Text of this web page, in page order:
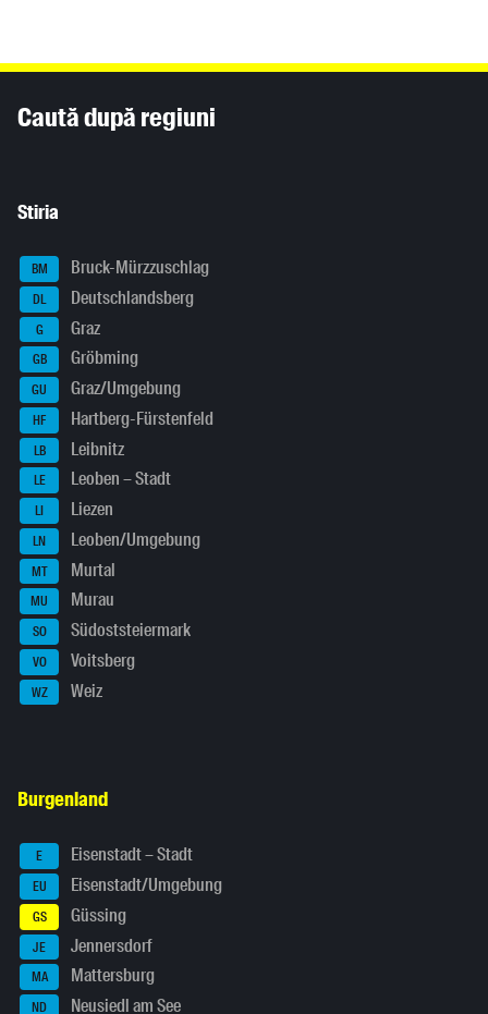
Caută după regiuni
Stiria
BM Bruck-Mürzzuschlag
DL Deutschlandsberg
G Graz
GB Gröbming
GU Graz/Umgebung
HF Hartberg-Fürstenfeld
LB Leibnitz
LE Leoben – Stadt
LI Liezen
LN Leoben/Umgebung
MT Murtal
MU Murau
SO Südoststeiermark
VO Voitsberg
WZ Weiz
Burgenland
E Eisenstadt – Stadt
EU Eisenstadt/Umgebung
GS Güssing
JE Jennersdorf
MA Mattersburg
ND Neusiedl am See